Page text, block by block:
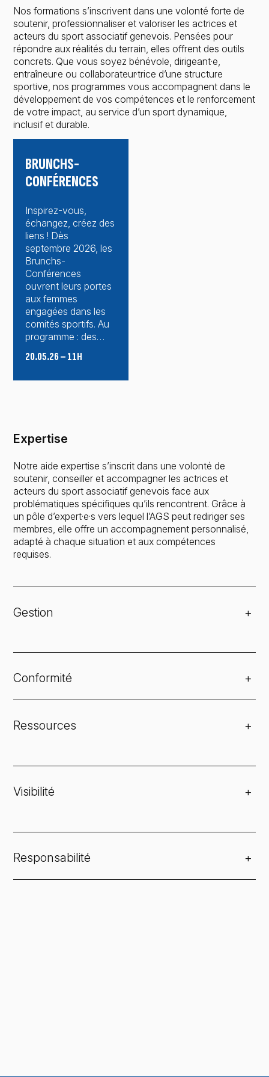
Nos formations s’inscrivent dans une volonté forte de
soutenir, professionnaliser et valoriser les actrices et
acteurs du sport associatif genevois. Pensées pour
répondre aux réalités du terrain, elles offrent des outils
concrets. Que vous soyez bénévole, dirigeant·e,
entraîneur·e ou collaborateur·trice d’une structure
sportive, nos programmes vous accompagnent dans le
développement de vos compétences et le renforcement
de votre impact, au service d’un sport dynamique,
inclusif et durable.
BRUNCHS-
CONFÉRENCES
Inspirez-vous,
échangez, créez des
liens ! Dès
septembre 2026, les
Brunchs-
Conférences
ouvrent leurs portes
aux femmes
engagées dans les
comités sportifs. Au
programme : des…
20.05.26 – 11H
Expertise
Notre aide expertise s’inscrit dans une volonté de
soutenir, conseiller et accompagner les actrices et
acteurs du sport associatif genevois face aux
problématiques spécifiques qu’ils rencontrent. Grâce à
un pôle d’expert·e·s vers lequel l’AGS peut rediriger ses
membres, elle offre un accompagnement personnalisé,
adapté à chaque situation et aux compétences
requises.
Gestion +
Conformité +
Ressources +
Visibilité +
Responsabilité +